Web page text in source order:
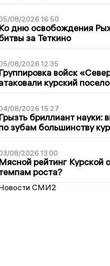
08/2026 16:50
Ко дню освобождения
за Теткино
08/2026 12:35
Группировка войск
курский
08/2026 15:27
Грызть бриллиант науки:
зубам большинству
08/2026 13:00
Мясной рейтинг Курской
роста?
СМИ2